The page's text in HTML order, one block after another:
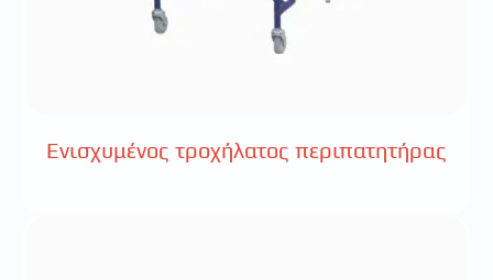
Ενισχυμένος τροχήλατος περιπατητήρας